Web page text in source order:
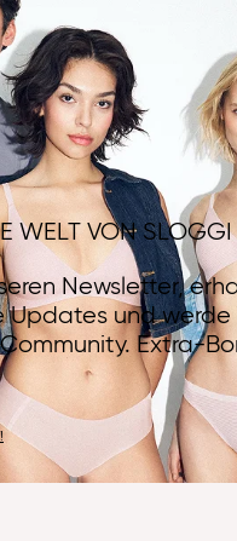
WELT VON SLOGGI
Newsletter,
und werde
Extra-